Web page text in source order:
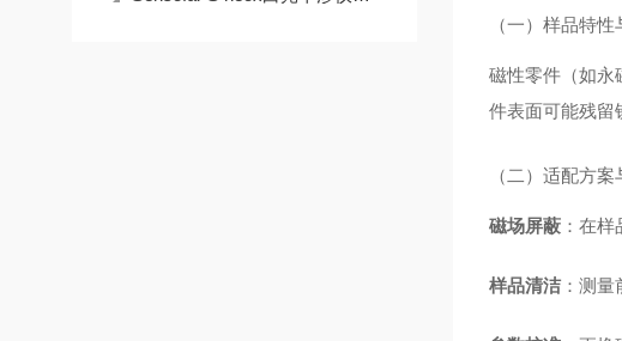
（一）样品特
磁性零件（如永
件表面可能残留
（二）适配方案
磁场屏蔽：在样
样品清洁：测量